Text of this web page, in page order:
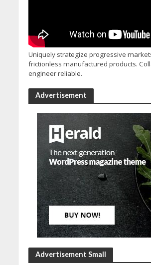
Uniquely strategize progressive
frictionless manufactured products.
engineer reliable.
Advertisement
Advertisement Small